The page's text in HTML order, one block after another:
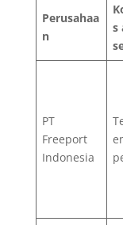
Perusahaa
n
s
PT
Freeport
Indonesia